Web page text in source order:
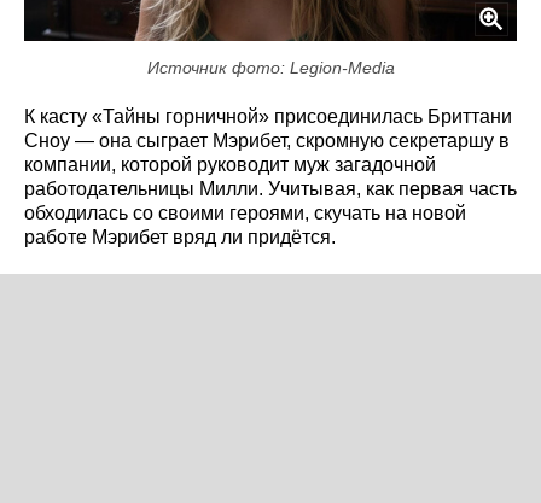
Источник фото: Legion-Media
К касту «Тайны горничной» присоединилась Бриттани
Сноу — она сыграет Мэрибет, скромную секретаршу в
компании, которой руководит муж загадочной
работодательницы Милли. Учитывая, как первая часть
обходилась со своими героями, скучать на новой
работе Мэрибет вряд ли придётся.